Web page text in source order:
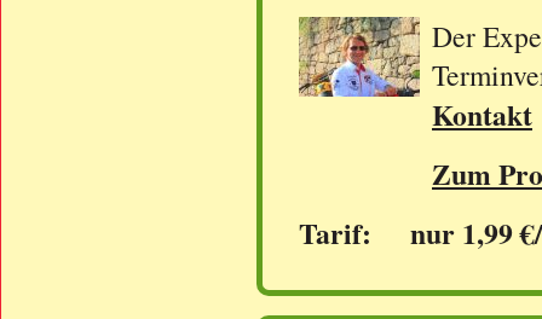
Der
Kontakt
Zum
Tarif: nur 1,99